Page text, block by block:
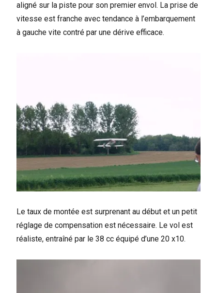
aligné sur la piste pour son premier envol. La prise de
vitesse est franche avec tendance à l’embarquement
à gauche vite contré par une dérive efficace.
Le taux de montée est surprenant au début et un petit
réglage de compensation est nécessaire. Le vol est
réaliste, entraîné par le 38 cc équipé d’une 20 x10.